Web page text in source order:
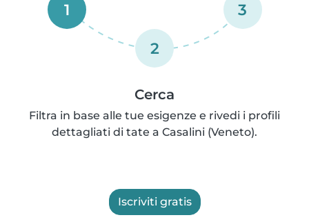
1
2
3
Cerca
Filtra in base alle tue esigenze e rivedi i profili
dettagliati di tate a Casalini (Veneto).
Iscriviti gratis